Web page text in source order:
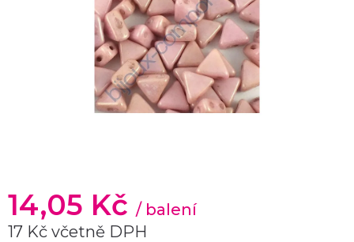
14,05 Kč / balení
17 Kč včetně DPH